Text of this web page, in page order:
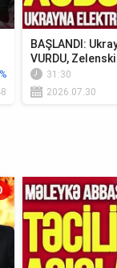
BAŞLANDI:
VURDU,
Krım...
31:30
2026.07.30